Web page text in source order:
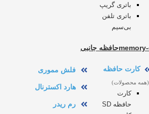
باتری گریپ
باتری تلفن
بی‌سیم
حافظه جانبی
کارت حافظه
(همه محصولات)
کارت
حافظه SD
فلش مموری
هارد اکسترنال
رم ریدر